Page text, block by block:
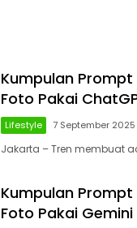
Kumpulan
Foto Pakai
Lifestyle 7 September 2025
Jakarta – Tren membuat
Kumpulan
Foto Pakai